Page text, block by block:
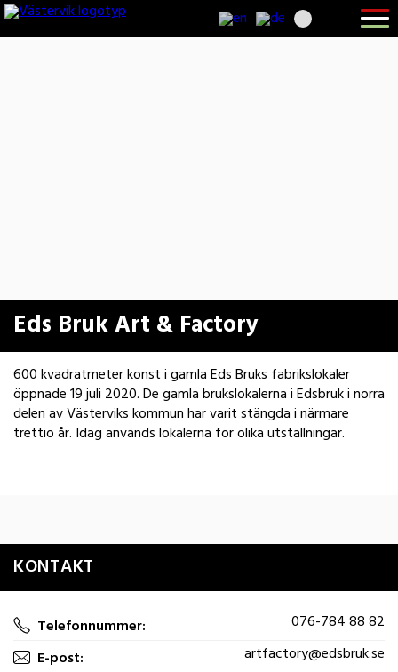
Hoppa
till
huvudnavigering
Skip
to
main
Hoppa
till
sidfot
Öppna
menyn
Eds Bruk Art & Factory
600 kvadratmeter konst i gamla Eds Bruks fabrikslokaler
öppnade 19 juli 2020. De gamla brukslokalerna i Edsbruk i norra
delen av Västerviks kommun har varit stängda i närmare
trettio år. Idag används lokalerna för olika utställningar.
KONTAKT
Telefonnummer:
076-784 88 82
E-post:
artfactory@edsbruk.se